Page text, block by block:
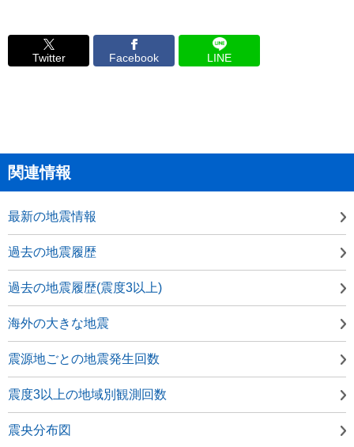
Twitter Facebook LINE
関連情報
最新の地震情報
過去の地震履歴
過去の地震履歴(震度3以上)
海外の大きな地震
震源地ごとの地震発生回数
震度3以上の地域別観測回数
震央分布図